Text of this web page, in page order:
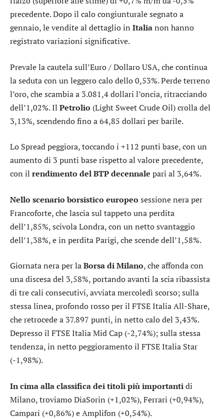
precedente. Dopo il calo congiunturale segnato a
gennaio, le vendite al dettaglio in Italianon hanno
registrato variazioni significative.
Prevale la cautela sull’Euro / Dollaro USA, che continua
la seduta con un leggero calo dello 0,53%. Perde terreno
l’oro, che scambia a 3.081,4 dollari l’oncia, ritracciando
dell’1,02%. Il Petrolio (Light Sweet Crude Oil) crolla del
3,13%, scendendo fino a 64,85 dollari per barile.
Lo Spreadpeggiora, toccando i +112 punti base, con un
aumento di 3 punti base rispetto al valore precedente,
con il rendimento del BTP decennale pari al 3,64%.
Nello scenario borsistico europeo sessione nera per
Francoforte, che lascia sul tappeto una perdita
dell’1,85%, scivolaLondra, con un netto svantaggio
dell’1,38%, e in perditaParigi, che scende dell’1,58%.
Giornata nera per laBorsa di Milano, che affonda con
una discesa del 3,58%, portando avanti la scia ribassista
di tre cali consecutivi, avviata mercoledì scorso; sulla
stessa linea, profondo rosso per il FTSE Italia All-Share,
che retrocede a 37.897 punti, in netto calo del 3,43%.
Depresso il FTSE Italia Mid Cap (-2,74%); sulla stessa
tendenza, in netto peggioramento il FTSE Italia Star
(-1,98%).
In cima alla classifica dei titoli più importantidi
Milano, troviamoDiaSorin (+1,02%),Ferrari (+0,94%),
Campari (+0,86%) eAmplifon (+0,54%).